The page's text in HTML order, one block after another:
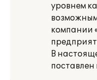
уровнем
компании
В